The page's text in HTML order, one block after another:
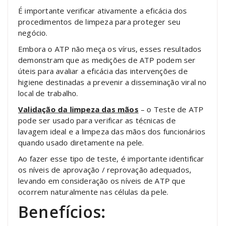
É importante verificar ativamente a eficácia dos
procedimentos de limpeza para proteger seu
negócio.
Embora o ATP não meça os vírus, esses resultados
demonstram que as medições de ATP podem ser
úteis para avaliar a eficácia das intervenções de
higiene destinadas a prevenir a disseminação viral no
local de trabalho.
Validação da limpeza das mãos – o Teste de ATP
pode ser usado para verificar as técnicas de
lavagem ideal e a limpeza das mãos dos funcionários
quando usado diretamente na pele.
Ao fazer esse tipo de teste, é importante identificar
os níveis de aprovação / reprovação adequados,
levando em consideração os níveis de ATP que
ocorrem naturalmente nas células da pele.
Benefícios: